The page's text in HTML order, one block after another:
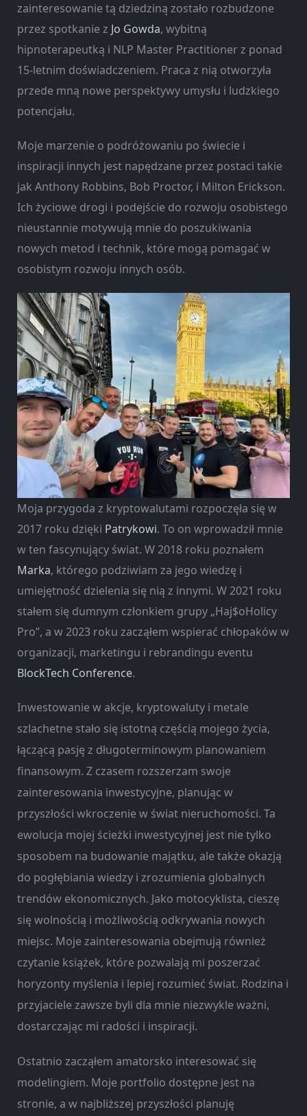
zainteresowanie tą dziedziną zostało rozbudzone
przez spotkanie z Jo Gowda, wybitną
hipnoterapeutką i NLP Master Practitioner z ponad
15-letnim doświadczeniem. Praca z nią otworzyła
przede mną nowe perspektywy umysłu i ludzkiego
potencjału.
Moje marzenie o podróżowaniu po świecie i
inspiracji innych jest napędzane przez postaci takie
jak Anthony Robbins, Bob Proctor, i Milton Erickson.
Ich życiowe drogi i podejście do rozwoju osobistego
nieustannie motywują mnie do poszukiwania
nowych metod i technik, które mogą pomagać w
osobistym rozwoju innych osób.
Moja przygoda z kryptowalutami rozpoczęła się w
2017 roku dzięki Patrykowi. To on wprowadził mnie
w ten fascynujący świat. W 2018 roku poznałem
Marka, którego podziwiam za jego wiedzę i
umiejętność dzielenia się nią z innymi. W 2021 roku
stałem się dumnym członkiem grupy „Haj$oHolicy
Pro”, a w 2023 roku zacząłem wspierać chłopaków w
organizacji, marketingu i rebrandingu eventu
BlockTech Conference.
Inwestowanie w akcje, kryptowaluty i metale
szlachetne stało się istotną częścią mojego życia,
łączącą pasję z długoterminowym planowaniem
finansowym. Z czasem rozszerzam swoje
zainteresowania inwestycyjne, planując w
przyszłości wkroczenie w świat nieruchomości. Ta
ewolucja mojej ścieżki inwestycyjnej jest nie tylko
sposobem na budowanie majątku, ale także okazją
do pogłębiania wiedzy i zrozumienia globalnych
trendów ekonomicznych. Jako motocyklista, cieszę
się wolnością i możliwością odkrywania nowych
miejsc. Moje zainteresowania obejmują również
czytanie książek, które pozwalają mi poszerzać
horyzonty myślenia i lepiej rozumieć świat. Rodzina i
przyjaciele zawsze byli dla mnie niezwykle ważni,
dostarczając mi radości i inspiracji.
Ostatnio zacząłem amatorsko interesować się
modelingiem. Moje portfolio dostępne jest na
stronie, a w najbliższej przyszłości planuję